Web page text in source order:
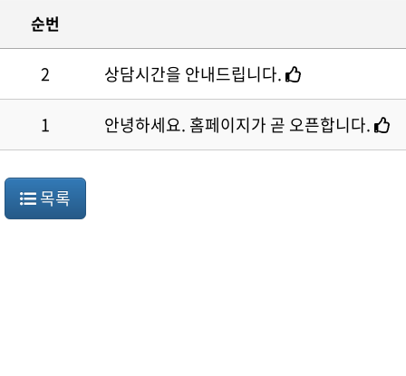
순번
2 상담시간을 안내드립니다.
1 안녕하세요. 홈페이지가 곧 오픈합니다.
목록